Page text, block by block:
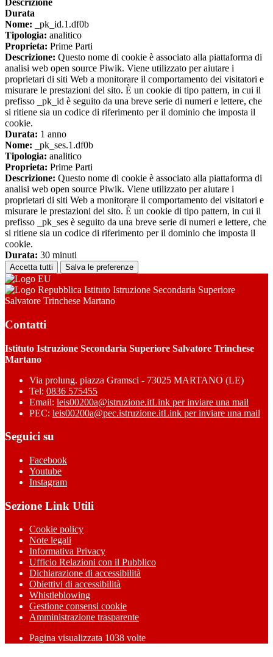
Descrizione
Durata
Nome: _pk_id.1.df0b
Tipologia: analitico
Proprieta: Prime Parti
Descrizione: Questo nome di cookie è associato alla piattaforma di
analisi web open source Piwik. Viene utilizzato per aiutare i
proprietari di siti Web a monitorare il comportamento dei visitatori e
misurare le prestazioni del sito. È un cookie di tipo pattern, in cui il
prefisso _pk_id è seguito da una breve serie di numeri e lettere, che
si ritiene sia un codice di riferimento per il dominio che imposta il
cookie.
Durata: 1 anno
Nome: _pk_ses.1.df0b
Tipologia: analitico
Proprieta: Prime Parti
Descrizione: Questo nome di cookie è associato alla piattaforma di
analisi web open source Piwik. Viene utilizzato per aiutare i
proprietari di siti Web a monitorare il comportamento dei visitatori e
misurare le prestazioni del sito. È un cookie di tipo pattern, in cui il
prefisso _pk_ses è seguito da una breve serie di numeri e lettere, che
si ritiene sia un codice di riferimento per il dominio che imposta il
cookie.
Durata: 30 minuti
Accetta tutti Salva le preferenze
Istituto Istruzione Secondaria Superiore
Salvatore Trinchese Martano
Contatti
Istituto Istruzione Secondaria Superiore Salvatore Trinchese
Martano
Via prolung. piazza Gramsci - 73025 MARTANO (LE)
Tel: 0836 575455
Email: leis00200a@istruzione.itLink per inviare una mail
PEC: leis00200a@pec.istruzione.itLink per inviare una mail
Seguici su
Facebook
Youtube
Instagram
Sezione Link Utili
Cookie policy
Note legali
Informativa Privacy
Ufficio Relazioni con il Pubblico
Dichiarazione di accessibilità
Obiettivi di accessibilità
Whistleblowing
Gestione consensi cookie
Amministrazione trasparente
Pagina visualizzata 1038 volte